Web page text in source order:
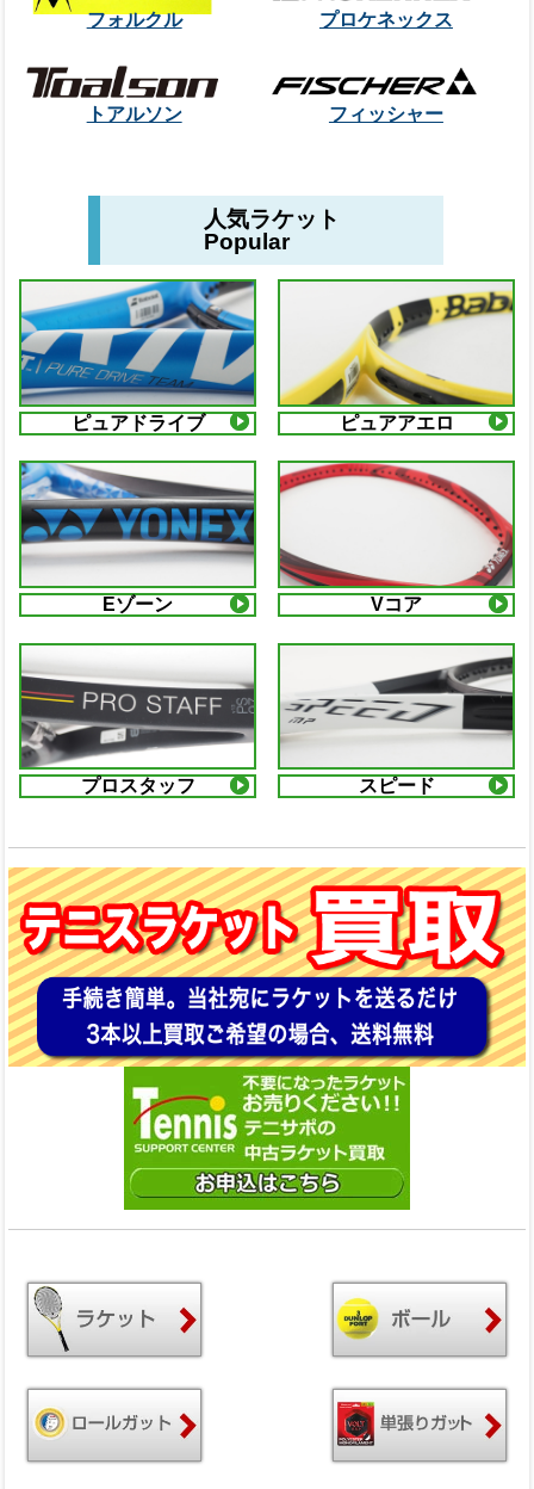
フォルクル プロケネックス
トアルソン フィッシャー
人気ラケット
Popular
ピュアドライブ ピュアアエロ
Eゾーン Vコア
プロスタッフ スピード